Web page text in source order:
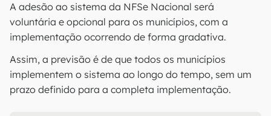
A adesão ao sistema da NFSe Nacional será
voluntária e opcional para os municípios, com a
implementação ocorrendo de forma gradativa.
Assim, a previsão é de que todos os municípios
implementem o sistema ao longo do tempo, sem um
prazo definido para a completa implementação​​.